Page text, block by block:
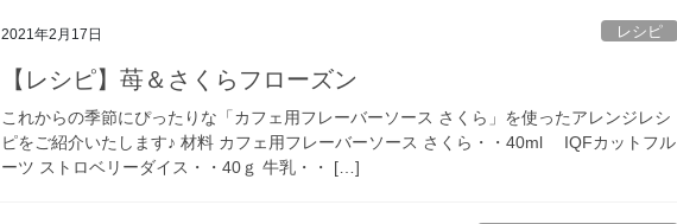
2021年2月17日 レシピ
【レシピ】苺＆さくらフローズン
これからの季節にぴったりな「カフェ用フレーバーソース さくら」を使ったアレンジレシ
ピをご紹介いたします♪ 材料 カフェ用フレーバーソース さくら・・40ml IQFカットフル
ーツ ストロベリーダイス・・40ｇ 牛乳・・ […]